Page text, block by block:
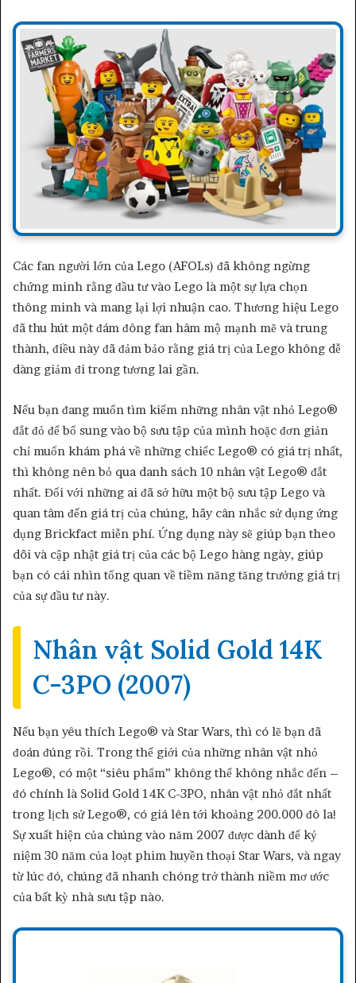
Các fan người lớn của Lego (AFOLs) đã không ngừng
chứng minh rằng đầu tư vào Lego là một sự lựa chọn
thông minh và mang lại lợi nhuận cao. Thương hiệu Lego
đã thu hút một đám đông fan hâm mộ mạnh mẽ và trung
thành, điều này đã đảm bảo rằng giá trị của Lego không dễ
dàng giảm đi trong tương lai gần.
Nếu bạn đang muốn tìm kiếm những nhân vật nhỏ Lego®
đắt đỏ để bổ sung vào bộ sưu tập của mình hoặc đơn giản
chỉ muốn khám phá về những chiếc Lego® có giá trị nhất,
thì không nên bỏ qua danh sách 10 nhân vật Lego® đắt
nhất. Đối với những ai đã sở hữu một bộ sưu tập Lego và
quan tâm đến giá trị của chúng, hãy cân nhắc sử dụng ứng
dụng Brickfact miễn phí. Ứng dụng này sẽ giúp bạn theo
dõi và cập nhật giá trị của các bộ Lego hàng ngày, giúp
bạn có cái nhìn tổng quan về tiềm năng tăng trưởng giá trị
của sự đầu tư này.
Nhân vật Solid Gold 14K
C-3PO (2007)
Nếu bạn yêu thích Lego® và Star Wars, thì có lẽ bạn đã
đoán đúng rồi. Trong thế giới của những nhân vật nhỏ
Lego®, có một “siêu phẩm” không thể không nhắc đến –
đó chính là Solid Gold 14K C-3PO, nhân vật nhỏ đắt nhất
trong lịch sử Lego®, có giá lên tới khoảng 200.000 đô la!
Sự xuất hiện của chúng vào năm 2007 được dành để kỷ
niệm 30 năm của loạt phim huyền thoại Star Wars, và ngay
từ lúc đó, chúng đã nhanh chóng trở thành niềm mơ ước
của bất kỳ nhà sưu tập nào.